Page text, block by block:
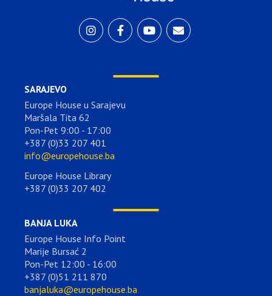
SARAJEVO
Europe House u Sarajevu
Maršala Tita 62
Pon-Pet 9:00 - 17:00
+387 (0)33 207 401
info@europehouse.ba
Europe House Library
+387 (0)33 207 402
BANJA LUKA
Europe House Info Point
Marije Bursać 2
Pon-Pet 12:00 - 16:00
+387 (0)51 211 870
banjaluka@europehouse.ba